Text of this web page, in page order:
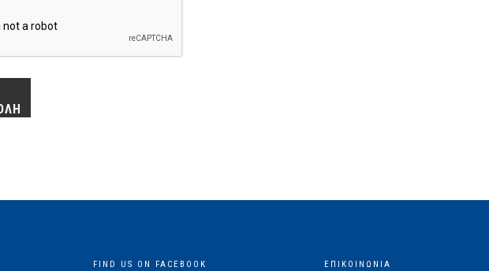
FIND US ON FACEBOOK ΕΠΙΚΟΙΝΩΝΙΑ